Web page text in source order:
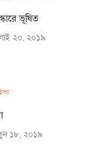
ভূষিত
২০, ২০১৯
১৮, ২০১৯